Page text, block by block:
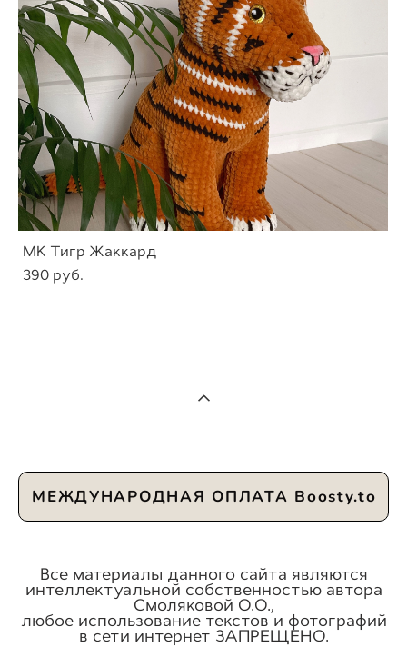
МК Тигр Жаккард
390 pуб.
МЕЖДУНАРОДНАЯ ОПЛАТА Boosty.to
Все материалы данного сайта являются
интеллектуальной собственностью автора
Смоляковой О.О.,
любое использование текстов и фотографий
в сети интернет ЗАПРЕЩЕНО.